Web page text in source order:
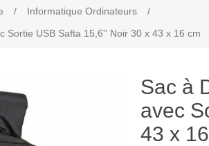
/ Informatique Ordinateurs
/
Sortie USB Safta 15,6'' Noir 30 x 43 x 16 cm
Sac à
avec
43 x